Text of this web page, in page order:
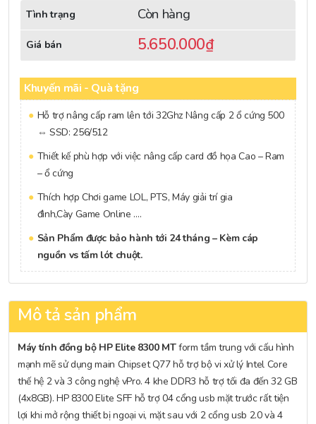
Tình trạng Còn hàng
Giá bán 5.650.000₫
Khuyến mãi - Quà tặng
Hỗ trợ nâng cấp ram lên tới 32Ghz Nâng cấp 2 ổ cứng 500
⇔ SSD: 256/512
Thiết kế phù hợp với việc nâng cấp card đồ họa Cao – Ram
– ổ cứng
Thích hợp Chơi game LOL, PTS, Máy giải trí gia
đình,Cày Game Online ….
Sản Phẩm được bảo hành tới 24 tháng – Kèm cáp
nguồn vs tấm lót chuột.
Mô tả sản phẩm
Máy tính đồng bộ HP Elite 8300 MTform tầm trung với cấu hình
mạnh mẽ sử dụng main Chipset Q77 hỗ trợ bộ vi xử lý Intel Core
thế hệ 2 và 3 công nghệ vPro. 4 khe DDR3 hỗ trợ tối đa đến 32 GB
(4x8GB). HP 8300 Elite SFF hỗ trợ 04 cổng usb mặt trước rất tiện
lợi khi mở rộng thiết bị ngoại vi, mặt sau với 2 cổng usb 2.0 và 4